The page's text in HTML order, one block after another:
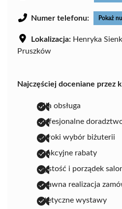
Numer telefonu: Pokaż
Lokalizacja: Henryka
Pruszków
Najczęściej doceniane przez
miła obsługa
profesjonalne
szeroki wybór biżuterii
atrakcyjne rabaty
czystość i porządek
sprawna realizacja
estetyczne wystawy